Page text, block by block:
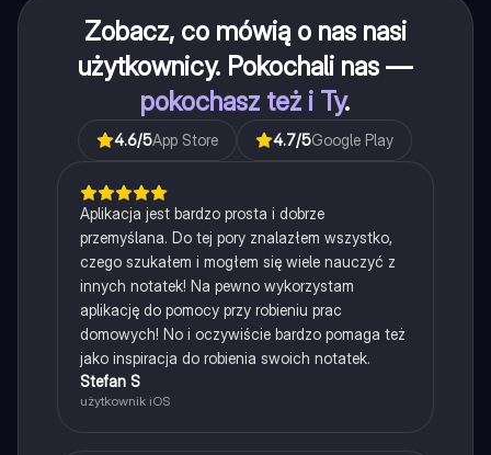
Zobacz, co mówią o nas nasi
użytkownicy. Pokochali nas —
pokochasz też i Ty.
4.6/5App Store 4.7/5Google Play
Aplikacja jest bardzo prosta i dobrze
przemyślana. Do tej pory znalazłem wszystko,
czego szukałem i mogłem się wiele nauczyć z
innych notatek! Na pewno wykorzystam
aplikację do pomocy przy robieniu prac
domowych! No i oczywiście bardzo pomaga też
jako inspiracja do robienia swoich notatek.
Stefan S
użytkownik iOS